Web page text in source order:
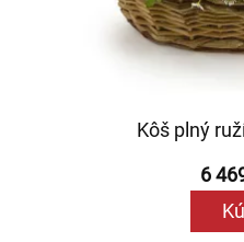
Kôš plný
6